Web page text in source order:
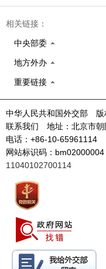
相关链接：
中央部委
地方外办
重要链接
中华人民共和国外交部 版
联系我们 地址：北京市
电话：+86-10-65961114
网站标识码：
11040102700114